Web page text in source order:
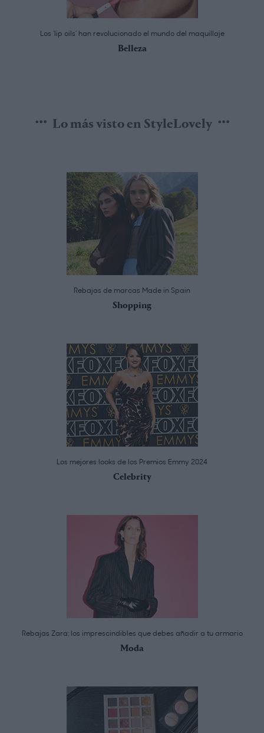
Los ‘lip oils’ han revolucionado el mundo del maquillaje
Belleza
Lo más visto en StyleLovely
Rebajas de marcas Made in Spain
Shopping
Los mejores looks de los Premios Emmy 2024
Celebrity
Rebajas Zara: los imprescindibles que debes añadir a tu armario
Moda